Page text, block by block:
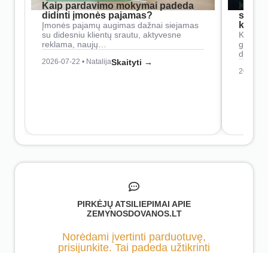
Kaip pardavimo mokymai padeda
didinti įmonės pajamas?
Įmonės pajamų augimas dažnai siejamas
su didesniu klientų srautu, aktyvesne
reklama, naujų…
2026-07-22 • NatalijaSkaityti →
Kaip
2026-
PIRKĖJŲ ATSILIEPIMAI APIE
ZEMYNOSDOVANOS.LT
Norėdami įvertinti parduotuvę,
prisijunkite. Tai padeda užtikrinti